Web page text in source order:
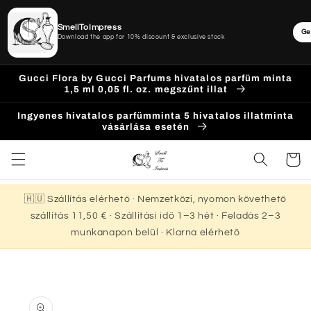
Ugrás a
tartalomhoz
Gucci Flora by Gucci Parfums hivatalos parfüm minta
1,5 ml 0,05 fl. oz. megszűnt illat
Ingyenes hivatalos parfümminta 5 hivatalos illatminta
vásárlása esetén
Kosár
🇭🇺 Szállítás elérhető · Nemzetközi, nyomon követhető
szállítás 11,50 € · Szállítási idő 1–3 hét · Feladás 2–3
munkanapon belül · Klarna elérhető
a
SmellToImpress
Download the app for 10% discount & exclusive stock